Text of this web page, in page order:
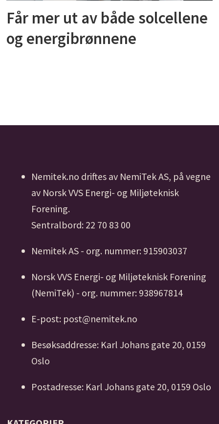
Får mer ut av både solcellene
og energibrønnene
Nemitek.no driftes av NemiTek AS, på vegne
av Norsk VVS Energi- og Miljøteknisk
Forening.
Sentralbord: 22 70 83 00
Nemitek AS - org. nummer: 915903037
Norsk VVS Energi- og Miljøteknisk Forening
(NemiTek) - org. nummer: 938967814
E-post: post@nemitek.no
Besøksaddresse: Karl Johans gate 20, 0159
Oslo
Postadresse: Karl Johans gate 20, 0159 Oslo